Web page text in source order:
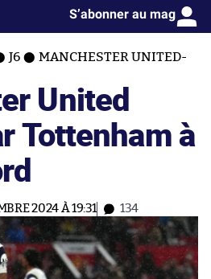
S’abonner au mag
J6
MANCHESTER UNITED-
United
Tottenham à
2024 À 19:31 134